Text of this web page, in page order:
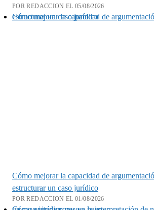
POR REDACCION EL 05/08/2026
Cómo mejorar la capacidad de argumentación oral al estructurar un caso jurídico
Cómo mejorar la capacidad de
estructurar un caso jurídico
POR REDACCION EL 01/08/2026